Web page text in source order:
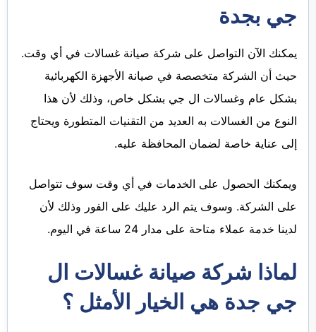
جي بجدة
يمكنك الآن التواصل على شركة صيانة غسالات في أي وقت.
حيث أن الشركة متخصصة في صيانة الأجهزة الكهربائية
بشكل عام وغسالات ال جي بشكل خاص، وذلك لأن هذا
النوع من الغسالات به العديد من التقنيات المتطورة ويحتاج
إلى عناية خاصة لضمان المحافظة عليه.
ويمكنك الحصول على الخدمات في أي وقت سوف تتواصل
على الشركة. وسوف يتم الرد عليك على الفور وذلك لأن
لدينا خدمة عملاء متاحة على مدار 24 ساعة في اليوم.
لماذا شركة صيانة غسالات ال
جي جدة هي الخيار الأمثل ؟